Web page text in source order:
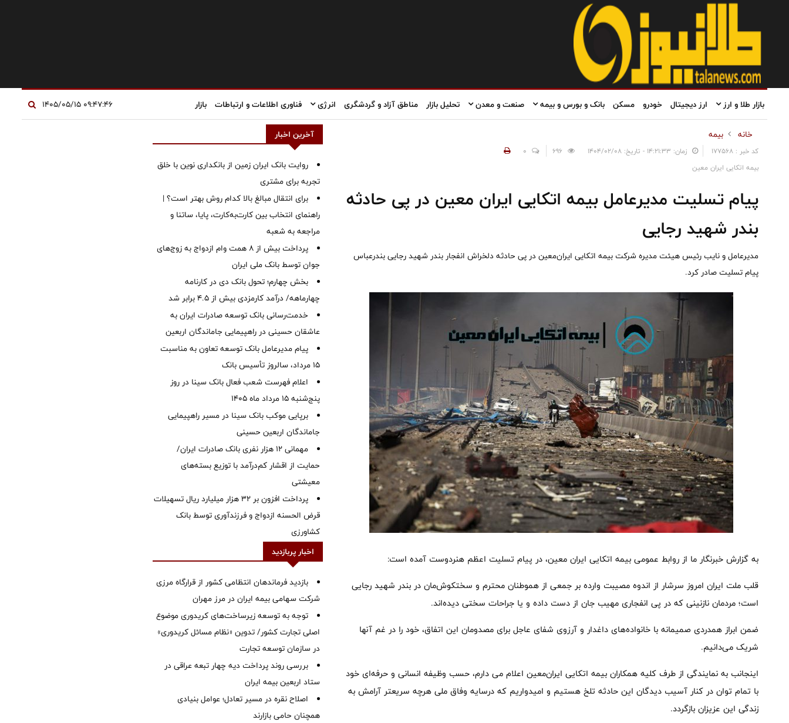
بازار طلا و ارز ارز دیجیتال خودرو مسکن بانک و بورس و بیمه صنعت و معدن تحلیل بازار مناطق آزاد و گردشگری انرژی فناوری اطلاعات و ارتباطات بازار
خانه بیمه
کد خبر : 177568 زمان: ۱۴:۲۱:۳۳ - تاریخ: ۱۴۰۴/۰۲/۰۸
0
بیمه اتکایی ایران معین
پیام تسلیت مدیرعامل بیمه اتکایی ایران معین در پی حادثه
بندر شهید رجایی
مدیرعامل و نایب رئیس هیئت مدیره شرکت بیمه اتکایی ایران‌معین در پی حادثه دلخراش انفجار بندر شهید رجایی بندرعباس
پیام تسلیت صادر کرد.
به گزارش خبرنگار ما از روابط عمومی بیمه اتکایی ایران معین، در پیام تسلیت اعظم هنردوست آمده است:
قلب ملت ایران امروز سرشار از اندوه مصیبت وارده بر جمعی از هموطنان محترم و سختکوش‌مان در بندر شهید رجایی
است؛ مردمان نازنینی که در پی انفجاری مهیب جان از دست داده و یا جراحات سختی دیده‌اند.
ضمن ابراز همدردی صمیمانه با خانواده‌های داغدار و آرزوی شفای عاجل برای مصدومان این اتفاق، خود را در غم آنها
شریک می‌دانیم.
اینجانب به نمایندگی از طرف کلیه همکاران بیمه اتکایی ایران‌معین اعلام می دارم، حسب وظیفه انسانی و حرفه‌ای خود
با تمام توان در کنار آسیب دیدگان این حادثه تلخ هستیم و امیدواریم که درسایه وفاق ملی هرچه سریعتر آرامش به
زندگی این عزیزان بازگردد.
آخرین اخبار
روایت بانک ایران زمین از بانکداری نوین با خلق
تجربه برای مشتری
برای انتقال مبالغ بالا کدام روش بهتر است؟ |
راهنمای انتخاب بین کارت‌به‌کارت، پایا، ساتنا و
مراجعه به شعبه
پرداخت بیش از ۸ همت وام ازدواج به زوج‌های
جوان توسط بانک ملی ایران
بخش چهارم؛ تحول بانک دی در کارنامه
چهارماهه/ درآمد کارمزدی بیش از ۴.۵ برابر شد
خدمت‌رسانی بانک توسعه صادرات ایران به
عاشقان حسینی در راهپیمایی جاماندگان اربعین
پیام مدیرعامل بانک توسعه تعاون به مناسبت
15 مرداد، سالروز تأسیس بانک
اعلام فهرست شعب فعال بانک سینا در روز
پنج‌شنبه 15 مرداد ماه 1405
برپایی موکب بانک سینا در مسیر راهپیمایی
جاماندگان اربعین حسینی
مهمانی ۱۲ هزار نفری بانک صادرات ایران/
حمایت از اقشار کم‌درآمد با توزیع بسته‌های
معیشتی
پرداخت افزون بر 32 هزار میلیارد ریال تسهیلات
قرض الحسنه ازدواج و فرزندآوری توسط بانک
کشاورزی
اخبار پربازدید
بازدید فرماندهان انتظامی کشور از قرارگاه مرزی
شرکت سهامی بیمه ایران در مرز مهران
توجه به توسعه زیرساخت‌های کریدوری موضوع
اصلی تجارت کشور/ تدوین «نظام مسائل کریدوری»
در سازمان توسعه تجارت
بررسی روند پرداخت دیه چهار تبعه عراقی در
ستاد اربعین بیمه ایران
اصلاح نقره در مسیر تعادل؛ عوامل بنیادی
همچنان حامی بازارند